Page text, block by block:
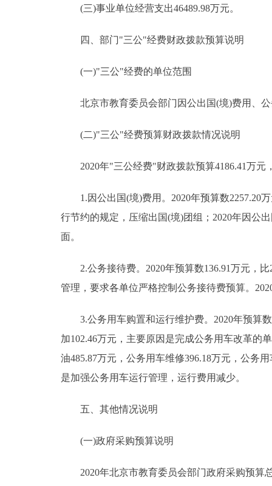
(三)事业单位经营支出46489.98万元。
四、部门"三公"经费财政拨款预算说明
(一)"三公"经费的单位范围
北京市教育委员会部门因公出国(境)费用、公
(二)"三公"经费预算财政拨款情况说明
2020年"三公经费"财政拨款预算4186.41万元
1.因公出国(境)费用。2020年预算数2257.20万
行节约的规定，压缩出国(境)团组；2020年因公
面。
2.公务接待费。2020年预算数136.91万元，比
管理，要求各单位严格控制公务接待费预算。
3.公务用车购置和运行维护费。2020年预算数
加102.46万元，主要原因是完成公务用车改革的
油485.87万元，公务用车维修396.18万元，公务
是加强公务用车运行管理，运行费用减少。
五、其他情况说明
(一)政府采购预算说明
2020年北京市教育委员会部门政府采购预算总